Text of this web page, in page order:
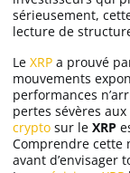
sérieusement,
lecture de
Le XRP a prouvé
mouvements
performances
pertes sévères
crypto sur le XRP
Comprendre cette
avant d’envisager